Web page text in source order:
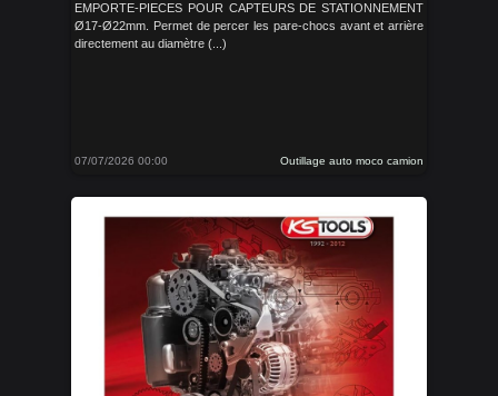
EMPORTE-PIECES POUR CAPTEURS DE STATIONNEMENT
Ø17-Ø22mm. Permet de percer les pare-chocs avant et arrière
directement au diamètre (...)
07/07/2026 00:00 Outillage auto moco camion